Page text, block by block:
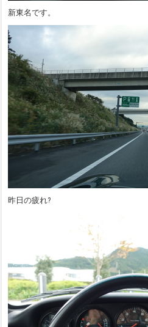
新東名です。
昨日の疲れ?